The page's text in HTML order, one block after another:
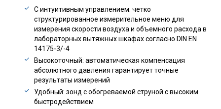
С интуитивным управлением: четко
структурированное измерительное меню для
измерения скорости воздуха и объемного расхода в
лабораторных вытяжных шкафах согласно DIN EN
14175-3/-4
Высокоточный: автоматическая компенсация
абсолютного давления гарантирует точные
результаты измерений
Удобный: зонд с обогреваемой струной с высоким
быстродействием